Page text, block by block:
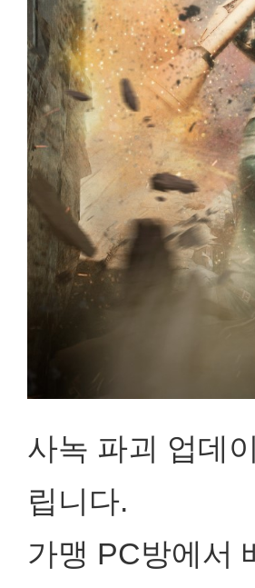
사녹 파괴 업데
립니다.
가맹 PC방에서